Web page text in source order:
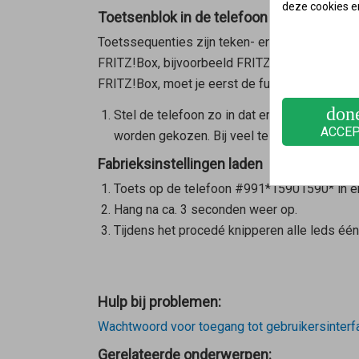
Toetsenblok in de telefoon configureren
Toetssequenties zijn teken- en
FRITZ!Box, bijvoorbeeld FRITZ!Fon C5, kun
FRITZ!Box, moet je eerst de functie
Stel de telefoon zo in dat er
worden gekozen. Bij veel telefoons stel je
Fabrieksinstellingen laden
Toets op de telefoon #991*15901590*in
Hang na ca. 3 seconden weer op.
Tijdens het procedé knipperen alle leds
Hulp bij problemen:
Wachtwoord voor toegang tot
Gerelateerde onderwerpen:
deze cookies